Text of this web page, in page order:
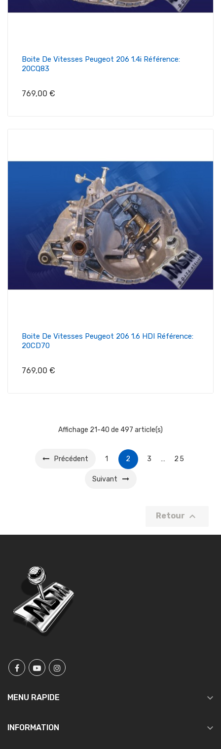
Boite De Vitesses Peugeot 206 1.4i Référence:
20CQ83
Prix
769,00 €
Boite De Vitesses Peugeot 206 1.6 HDI Référence:
20CD70
Prix
769,00 €
Affichage 21-40 de 497 article(s)
Précédent 1 2 3 … 25
Suivant
Retour 
MENU RAPIDE 
INFORMATION 